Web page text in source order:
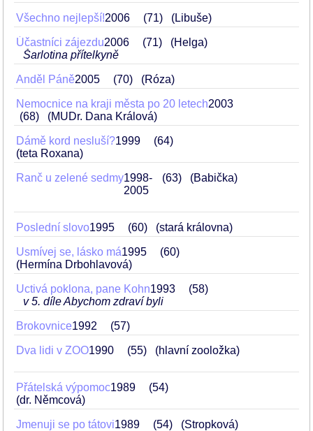
Všechno nejlepší!2006 71 (Libuše)
Účastníci zájezdu2006 71
(Helga)
Šarlotina přítelkyně
Anděl Páně2005 70 (Róza)
Nemocnice na kraji města po 20 letech2003
68
(MUDr. Dana Králová)
Dámě kord nesluší?1999
64
(teta Roxana)
Ranč u zelené sedmy1998-
2005
63 (Babička)
Poslední slovo1995 60 (stará královna)
Usmívej se, lásko má1995
60
(Hermína Drbohlavová)
Uctivá poklona, pane Kohn1993
58
v 5. díle Abychom zdraví byli
Brokovnice1992 57
Dva lidi v ZOO1990 55 (hlavní zooložka)
Přátelská výpomoc1989
54
(dr. Němcová)
Jmenuji se po tátovi1989 54 (Stropková)